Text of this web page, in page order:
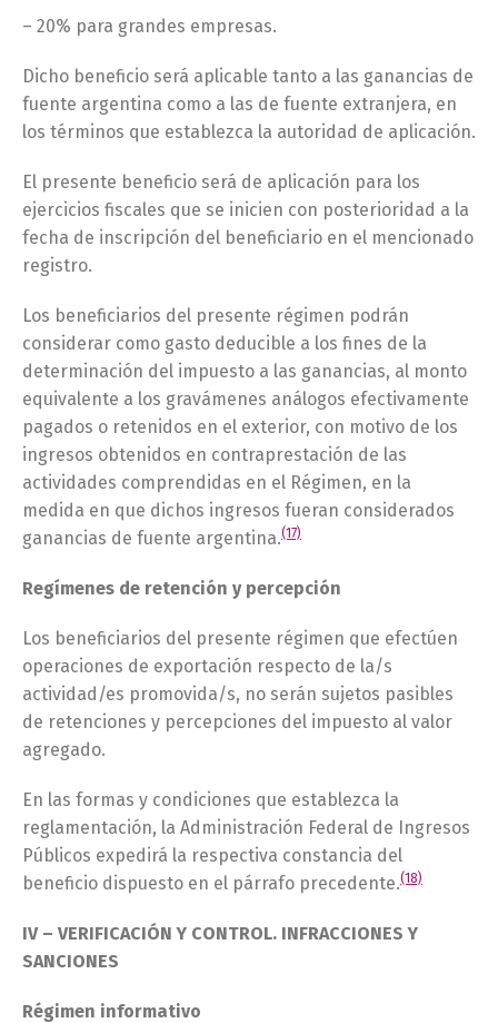
– 20% para grandes empresas.
Dicho beneficio será aplicable tanto a las ganancias de
fuente argentina como a las de fuente extranjera, en
los términos que establezca la autoridad de aplicación.
El presente beneficio será de aplicación para los
ejercicios fiscales que se inicien con posterioridad a la
fecha de inscripción del beneficiario en el mencionado
registro.
Los beneficiarios del presente régimen podrán
considerar como gasto deducible a los fines de la
determinación del impuesto a las ganancias, al monto
equivalente a los gravámenes análogos efectivamente
pagados o retenidos en el exterior, con motivo de los
ingresos obtenidos en contraprestación de las
actividades comprendidas en el Régimen, en la
medida en que dichos ingresos fueran considerados
ganancias de fuente argentina.(17)
Regímenes de retención y percepción
Los beneficiarios del presente régimen que efectúen
operaciones de exportación respecto de la/s
actividad/es promovida/s, no serán sujetos pasibles
de retenciones y percepciones del impuesto al valor
agregado.
En las formas y condiciones que establezca la
reglamentación, la Administración Federal de Ingresos
Públicos expedirá la respectiva constancia del
beneficio dispuesto en el párrafo precedente.(18)
IV – VERIFICACIÓN Y CONTROL. INFRACCIONES Y
SANCIONES
Régimen informativo